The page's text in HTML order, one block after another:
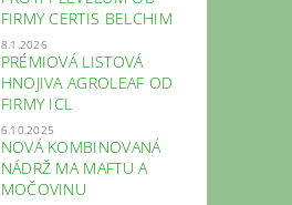
FIRMY CERTIS BELCHIM
8.1.2026
PRÉMIOVÁ LISTOVÁ
HNOJIVA AGROLEAF OD
FIRMY ICL
6.10.2025
NOVÁ KOMBINOVANÁ
NÁDRŽ MA MAFTU A
MOČOVINU